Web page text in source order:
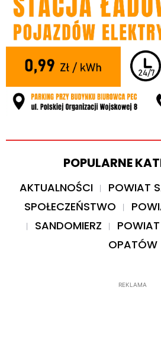
POPULARNE
AKTUALNOŚCI
POWIAT
SPOŁECZEŃSTWO
SANDOMIERZ
OPATÓW
REKLAMA